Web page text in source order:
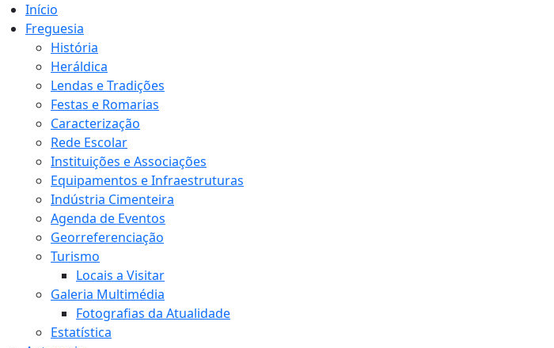
Início
Freguesia
História
Heráldica
Lendas e Tradições
Festas e Romarias
Caracterização
Rede Escolar
Instituições e Associações
Equipamentos e Infraestruturas
Indústria Cimenteira
Agenda de Eventos
Georreferenciação
Turismo
Locais a Visitar
Galeria Multimédia
Fotografias da Atualidade
Estatística